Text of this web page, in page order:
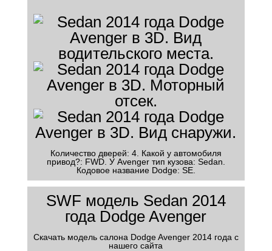
Количество дверей: 4. Какой у автомобиля
привод?: FWD. У Avenger тип кузова: Sedan.
Кодовое название Dodge: SE.
SWF модель Sedan 2014
года Dodge Avenger
Скачать модель салона Dodge Avenger 2014 года с
нашего сайта